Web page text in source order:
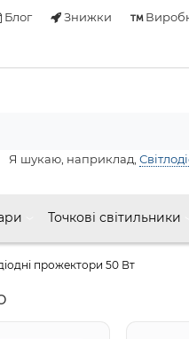
Блог Знижки
Я шукаю, наприклад,
Точкові світильники
прожектори 50 Вт